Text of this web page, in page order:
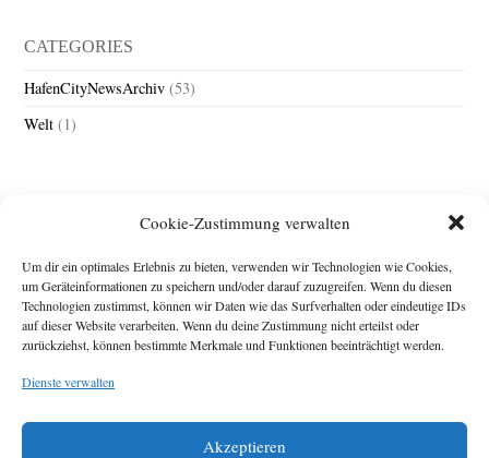
Cookie-Zustimmung verwalten
Um dir ein optimales Erlebnis zu bieten, verwenden wir Technologien wie Cookies,
um Geräteinformationen zu speichern und/oder darauf zuzugreifen. Wenn du diesen
Technologien zustimmst, können wir Daten wie das Surfverhalten oder eindeutige IDs
auf dieser Website verarbeiten. Wenn du deine Zustimmung nicht erteilst oder
zurückziehst, können bestimmte Merkmale und Funktionen beeinträchtigt werden.
Dienste verwalten
Akzeptieren
CATEGORIES
HafenCityNewsArchiv (53)
Welt (1)
Impressum
Michael Baden,
Diese Webseite stellt